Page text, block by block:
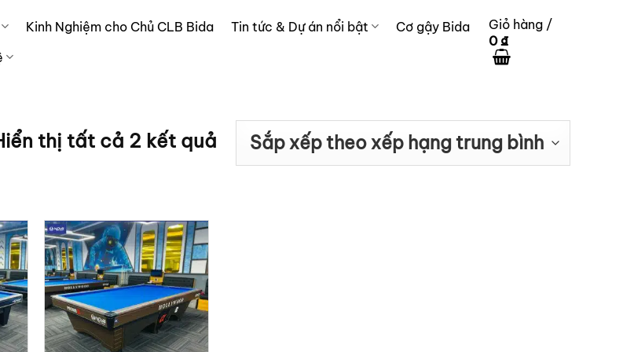
Kinh Nghiệm cho Chủ CLB Bida Tin tức & Dự án nổi bật
Cơ gậy Bida
Giỏ hàng /
0₫
thị tất cả 2 kết quảĐã
sắp